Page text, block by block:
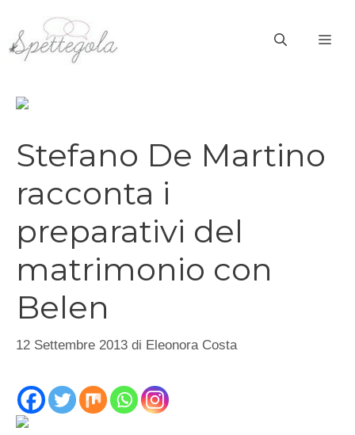
contenuto
Stefano De Martino
racconta i
preparativi del
matrimonio con
Belen
12 Settembre 2013 di Eleonora Costa